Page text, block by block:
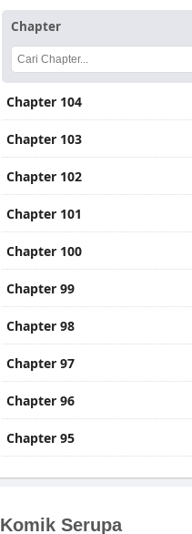
Chapter
Chapter 104
Chapter 103
Chapter 102
Chapter 101
Chapter 100
Chapter 99
Chapter 98
Chapter 97
Chapter 96
Chapter 95
Chapter 94
Komik Serupa